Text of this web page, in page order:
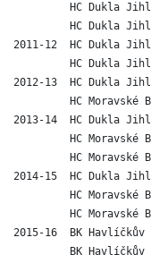
HC Dukla
HC Dukla
2011-12  HC
HC Dukla
2012-13  HC
HC Moravské
2013-14  HC
HC Moravské
HC Moravské
2014-15  HC
HC Moravské
HC Moravské
2015-16  BK
BK Havlíčkův